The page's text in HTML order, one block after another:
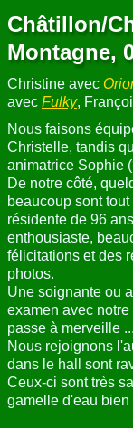
Châtillon/
Montagne,
Christine avec
avec Fulky,
Nous faisons
Christelle, tandis
animatrice Sophie
De notre côté,
beaucoup sont
résidente de 96
enthousiaste,
félicitations et des
photos.
Une soignante ou
examen avec
passe à merveille ...
Nous rejoignons
dans le hall sont
Ceux-ci sont très
gamelle d'eau bien